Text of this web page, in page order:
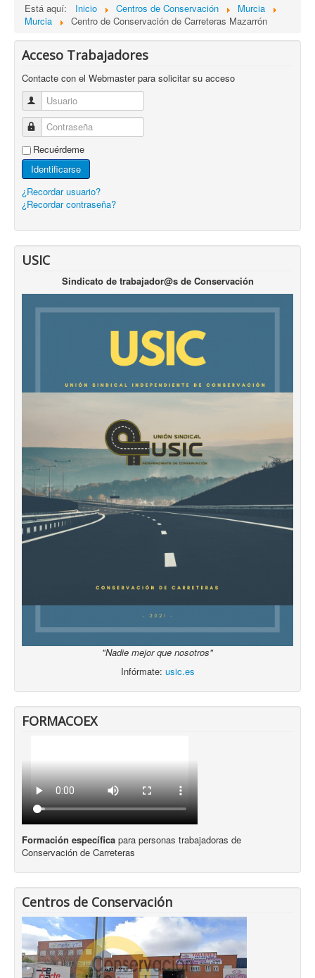
Está aquí: Inicio Centros de Conservación
Murcia
Murcia
Centro de Conservación de Carreteras Mazarrón
Acceso Trabajadores
Contacte con el Webmaster para solicitar su acceso
Usuario
Contraseña
Recuérdeme
Identificarse
¿Recordar usuario?
¿Recordar contraseña?
USIC
Sindicato de trabajador@s de Conservación
"Nadie mejor que nosotros"
Infórmate: usic.es
FORMACOEX
Formación específica para personas trabajadoras de
Conservación de Carreteras
Centros de Conservación